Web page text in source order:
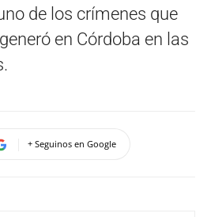
de los crímenes que
en Córdoba en las
+ Seguinos en Google